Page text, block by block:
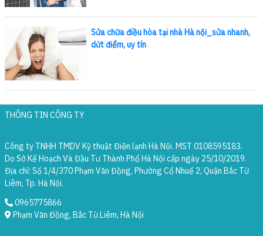
Sửa chữa điều hòa tại nhà Hà nội_sửa nhanh,
dứt điểm, uy tín
THÔNG TIN CÔNG TY
Công ty TNHH TMDV Kỹ thuật Điện lạnh Hà Nội. MST 0108595183.
Do Sở Kế Hoạch Và Đầu Tư Thành Phố Hà Nội cấp ngày 25/10/2019.
Địa chỉ: Số 1/4/370 Phạm Văn Đồng, Phường Cổ Nhuế 2, Quận Bắc Từ
Liêm, Tp. Hà Nội.
0965775866
Phạm Văn Đồng, Bắc Từ Liêm, Hà Nội